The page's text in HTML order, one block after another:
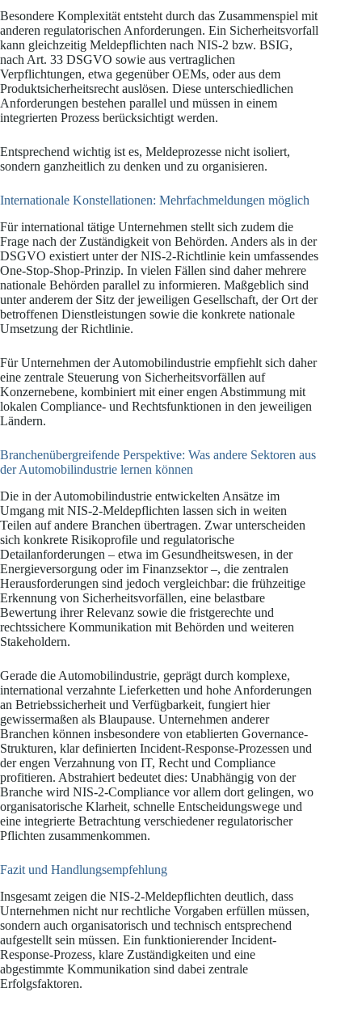
Besondere Komplexität entsteht durch das Zusammenspiel mit
anderen regulatorischen Anforderungen. Ein Sicherheitsvorfall
kann gleichzeitig Meldepflichten nach NIS-2 bzw. BSIG,
nach Art. 33 DSGVO sowie aus vertraglichen
Verpflichtungen, etwa gegenüber OEMs, oder aus dem
Produktsicherheitsrecht auslösen. Diese unterschiedlichen
Anforderungen bestehen parallel und müssen in einem
integrierten Prozess berücksichtigt werden.
Entsprechend wichtig ist es, Meldeprozesse nicht isoliert,
sondern ganzheitlich zu denken und zu organisieren.
Internationale Konstellationen: Mehrfachmeldungen möglich
Für international tätige Unternehmen stellt sich zudem die
Frage nach der Zuständigkeit von Behörden. Anders als in der
DSGVO existiert unter der NIS-2-Richtlinie kein umfassendes
One-Stop-Shop-Prinzip. In vielen Fällen sind daher mehrere
nationale Behörden parallel zu informieren. Maßgeblich sind
unter anderem der Sitz der jeweiligen Gesellschaft, der Ort der
betroffenen Dienstleistungen sowie die konkrete nationale
Umsetzung der Richtlinie.
Für Unternehmen der Automobilindustrie empfiehlt sich daher
eine zentrale Steuerung von Sicherheitsvorfällen auf
Konzernebene, kombiniert mit einer engen Abstimmung mit
lokalen Compliance- und Rechtsfunktionen in den jeweiligen
Ländern.
Branchenübergreifende Perspektive: Was andere Sektoren aus
der Automobilindustrie lernen können
Die in der Automobilindustrie entwickelten Ansätze im
Umgang mit NIS-2-Meldepflichten lassen sich in weiten
Teilen auf andere Branchen übertragen. Zwar unterscheiden
sich konkrete Risikoprofile und regulatorische
Detailanforderungen – etwa im Gesundheitswesen, in der
Energieversorgung oder im Finanzsektor –, die zentralen
Herausforderungen sind jedoch vergleichbar: die frühzeitige
Erkennung von Sicherheitsvorfällen, eine belastbare
Bewertung ihrer Relevanz sowie die fristgerechte und
rechtssichere Kommunikation mit Behörden und weiteren
Stakeholdern.
Gerade die Automobilindustrie, geprägt durch komplexe,
international verzahnte Lieferketten und hohe Anforderungen
an Betriebssicherheit und Verfügbarkeit, fungiert hier
gewissermaßen als Blaupause. Unternehmen anderer
Branchen können insbesondere von etablierten Governance-
Strukturen, klar definierten Incident-Response-Prozessen und
der engen Verzahnung von IT, Recht und Compliance
profitieren. Abstrahiert bedeutet dies: Unabhängig von der
Branche wird NIS-2-Compliance vor allem dort gelingen, wo
organisatorische Klarheit, schnelle Entscheidungswege und
eine integrierte Betrachtung verschiedener regulatorischer
Pflichten zusammenkommen.
Fazit und Handlungsempfehlung
Insgesamt zeigen die NIS-2-Meldepflichten deutlich, dass
Unternehmen nicht nur rechtliche Vorgaben erfüllen müssen,
sondern auch organisatorisch und technisch entsprechend
aufgestellt sein müssen. Ein funktionierender Incident-
Response-Prozess, klare Zuständigkeiten und eine
abgestimmte Kommunikation sind dabei zentrale
Erfolgsfaktoren.